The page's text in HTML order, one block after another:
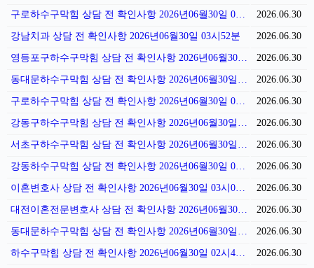
구로하수구막힘 상담 전 확인사항 2026년06월30일 04시01분 2026.06.30
강남치과 상담 전 확인사항 2026년06월30일 03시52분 2026.06.30
영등포구하수구막힘 상담 전 확인사항 2026년06월30일 03시45분 2026.06.30
동대문하수구막힘 상담 전 확인사항 2026년06월30일 03시39분 2026.06.30
구로하수구막힘 상담 전 확인사항 2026년06월30일 03시31분 2026.06.30
강동구하수구막힘 상담 전 확인사항 2026년06월30일 03시26분 2026.06.30
서초구하수구막힘 상담 전 확인사항 2026년06월30일 03시18분 2026.06.30
강동하수구막힘 상담 전 확인사항 2026년06월30일 03시11분 2026.06.30
이혼변호사 상담 전 확인사항 2026년06월30일 03시04분 2026.06.30
대전이혼전문변호사 상담 전 확인사항 2026년06월30일 02시56분 2026.06.30
동대문하수구막힘 상담 전 확인사항 2026년06월30일 02시49분 2026.06.30
하수구막힘 상담 전 확인사항 2026년06월30일 02시42분 2026.06.30